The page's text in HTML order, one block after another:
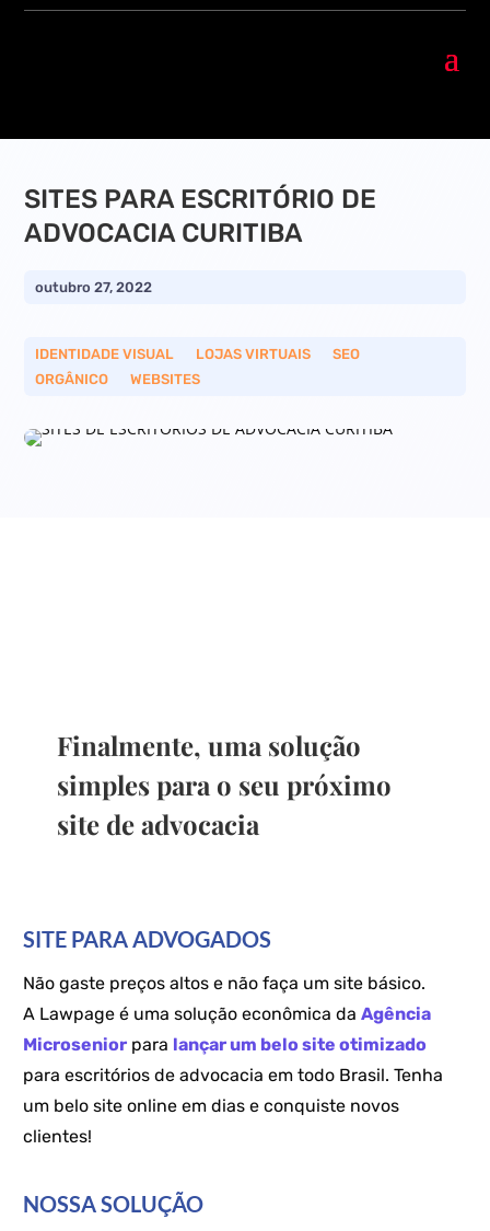
SITES PARA ESCRITÓRIO DE
ADVOCACIA CURITIBA
outubro 27, 2022
IDENTIDADE VISUAL LOJAS VIRTUAIS __SEO
ORGÂNICO __WEBSITES
Finalmente, uma solução
simples para o seu próximo
site de advocacia
SITE PARA ADVOGADOS
Não gaste preços altos e não faça um site básico.
A Lawpage é uma solução econômica daAgência
Microsenior para lançar um belo site otimizado
para escritórios de advocacia em todo Brasil. Tenha
um belo site online em dias e conquiste novos
clientes!
NOSSA SOLUÇÃO